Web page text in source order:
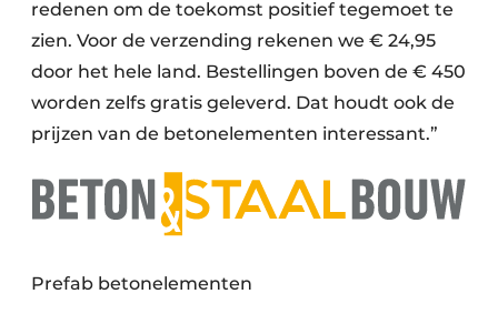
redenen om de toekomst positief tegemoet te
zien. Voor de verzending rekenen we € 24,95
door het hele land. Bestellingen boven de € 450
worden zelfs gratis geleverd. Dat houdt ook de
prijzen van de betonelementen interessant.”
Prefab betonelementen